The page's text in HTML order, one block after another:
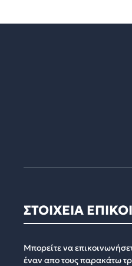
ΣΤΟΙΧΕΙΑ
Μπορείτε να
έναν απο τους παρακάτω